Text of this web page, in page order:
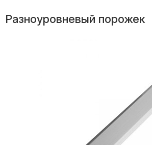
Разноуровневый порожек